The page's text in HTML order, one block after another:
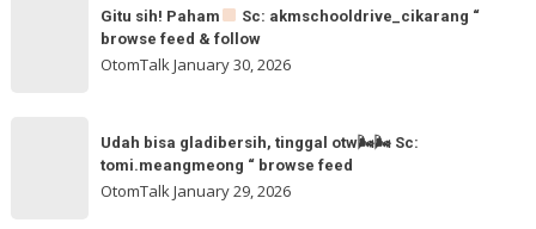
@otomtalk
akmschooldrive_cikarang
Gitu sih! Paham
Sc: akmschooldrive_cikarang “
browse feed & follow
OtomTalkJanuary 30, 2026
gladibersih,
Udah bisa gladibersih, tinggal otw🌬🌬 Sc:
tomi.meangmeong “ browse feed
OtomTalkJanuary 29, 2026